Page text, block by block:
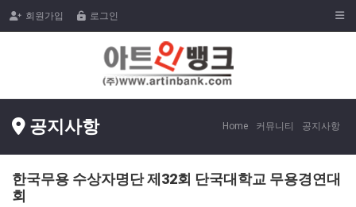
회원가입 로그인
공지사항 Home 커뮤니티 공지사항
한국무용 수상자명단 제32회 단국대학교 무용경연대
회